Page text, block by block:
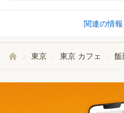
関連の情
東京 東京 カフェ 飯